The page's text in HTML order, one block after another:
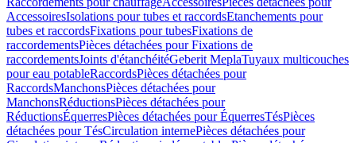
AccessoiresIsolations pour tubes et raccordsEtanchements pour
tubes et raccordsFixations pour tubesFixations de
raccordementsPièces détachées pour Fixations de
raccordementsJoints d'étanchéitéGeberit MeplaTuyaux multicouches
pour eau potableRaccordsPièces détachées pour
RaccordsManchonsPièces détachées pour
ManchonsRéductionsPièces détachées pour
RéductionsÉquerresPièces détachées pour ÉquerresTésPièces
détachées pour TésCirculation internePièces détachées pour